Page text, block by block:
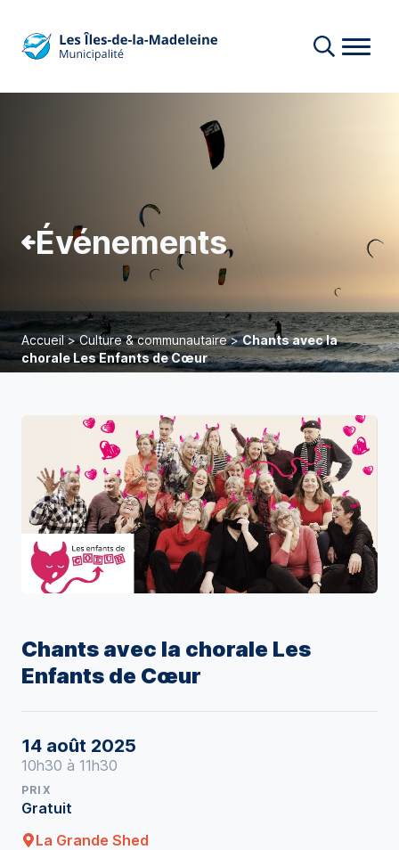
Événements
Accueil>Culture & communautaire>Chants avec la
chorale Les Enfants de Cœur
Chants avec la chorale Les
Enfants de Cœur
14 août 2025
10h30 à 11h30
PRIX
Gratuit
La Grande Shed